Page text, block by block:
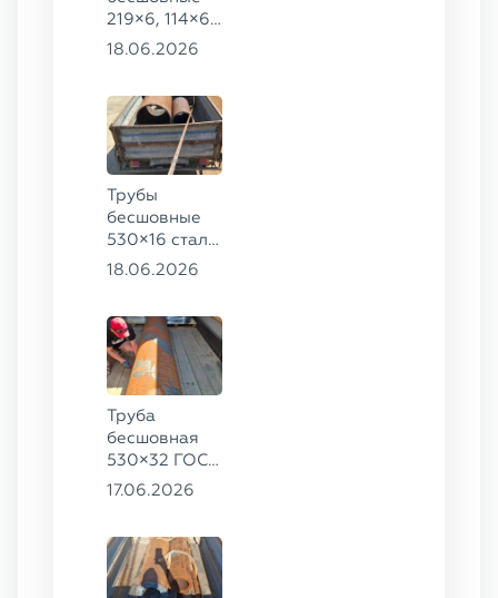
219×6, 114×6,
57×6 ГОСТ
18.06.2026
Трубы
бесшовные
530×16 сталь
13ХФА,
18.06.2026
Труба
бесшовная
530×32 ГОСТ
8732-78, ст.
17.06.2026